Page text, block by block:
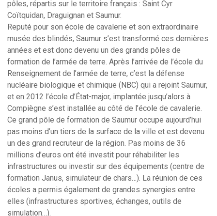
pôles, répartis sur le territoire français : Saint Cyr
Coïtquidan, Draguignan et Saumur.
Reputé pour son école de cavalerie et son extraordinaire
musée des blindés, Saumur s’est transformé ces dernières
années et est donc devenu un des grands pôles de
formation de l’armée de terre. Après l’arrivée de l’école du
Renseignement de l’armée de terre, c’est la défense
nucléaire biologique et chimique (NBC) qui a rejoint Saumur,
et en 2012 l’école d’État-major, implantée jusqu’alors à
Compiègne s’est installée au côté de l’école de cavalerie.
Ce grand pôle de formation de Saumur occupe aujourd’hui
pas moins d’un tiers de la surface de la ville et est devenu
un des grand recruteur de la région. Pas moins de 36
millions d’euros ont été investit pour réhabiliter les
infrastructures ou investir sur des équipements (centre de
formation Janus, simulateur de chars…). La réunion de ces
écoles a permis également de grandes synergies entre
elles (infrastructures sportives, échanges, outils de
simulation…).